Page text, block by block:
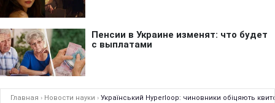
Главная › Новости науки › Український Hyperloop: чиновники обіцяють